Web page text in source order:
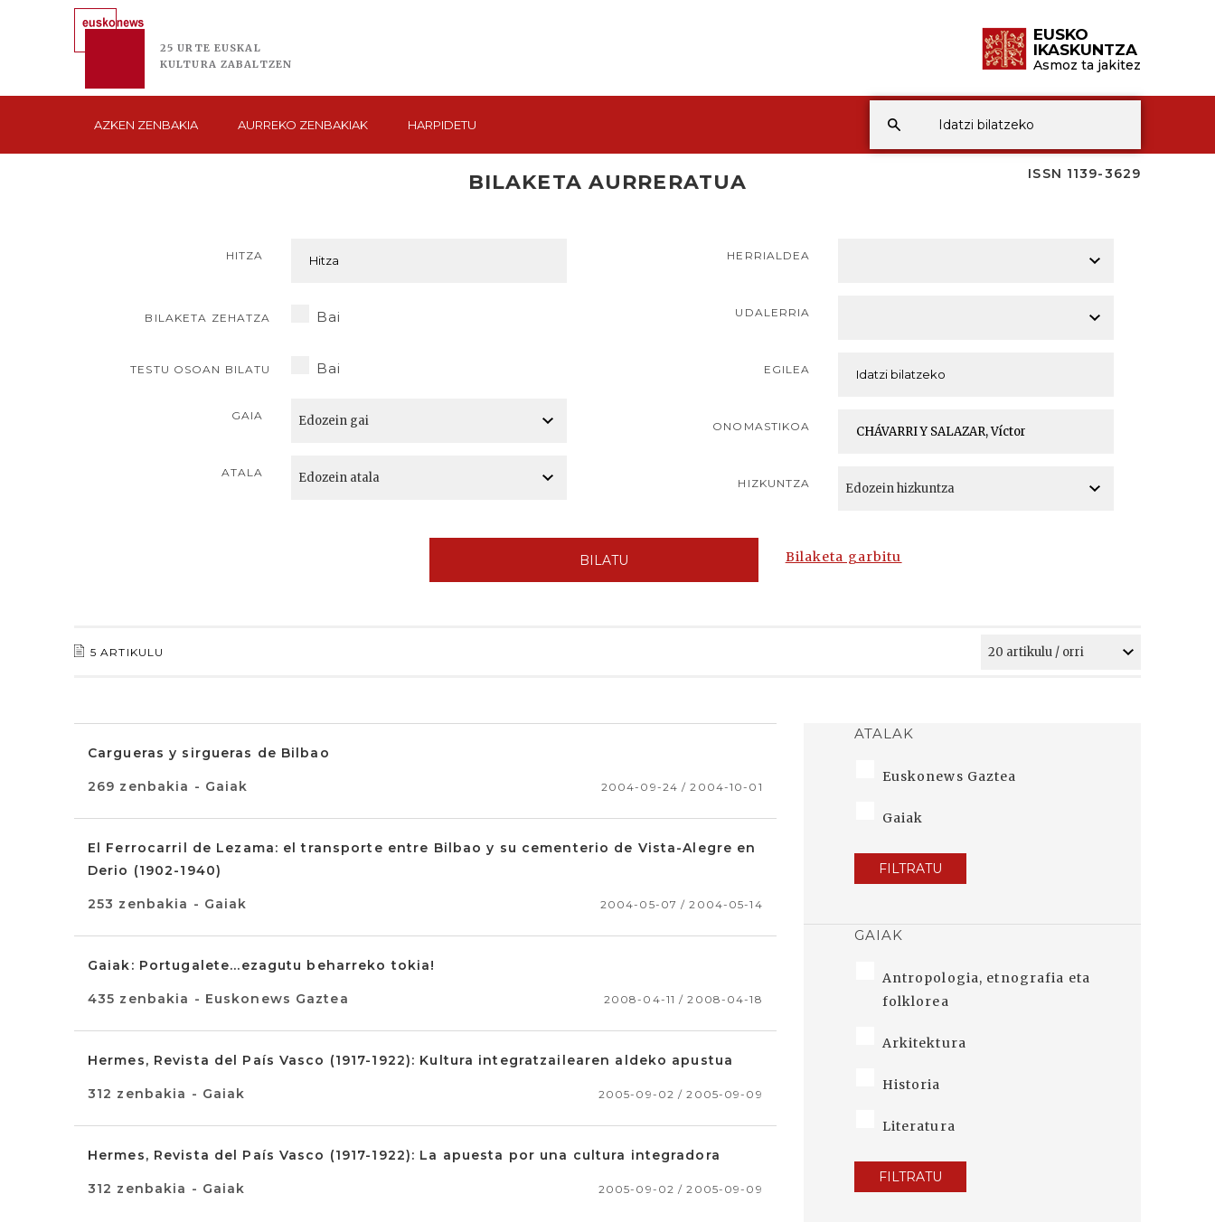
25 URTE EUSKAL
KULTURA ZABALTZEN
EUSKO
IKASKUNTZA
Asmoz ta jakitez
AZKEN ZENBAKIA AURREKO ZENBAKIAK HARPIDETU
ISSN 1139-3629
BILAKETA AURRERATUA
HITZA
BILAKETA ZEHATZA Bai
TESTU OSOAN BILATU Bai
GAIA
ATALA
HERRIALDEA
UDALERRIA
EGILEA
ONOMASTIKOA
HIZKUNTZA
BILATU Bilaketa garbitu
5 ARTIKULU
Cargueras y sirgueras de Bilbao
269 zenbakia - Gaiak 2004-09-24 / 2004-10-01
El Ferrocarril de Lezama: el transporte entre Bilbao y su cementerio de Vista-Alegre en
Derio (1902-1940)
253 zenbakia - Gaiak 2004-05-07 / 2004-05-14
Gaiak: Portugalete...ezagutu beharreko tokia!
435 zenbakia - Euskonews Gaztea 2008-04-11 / 2008-04-18
Hermes, Revista del País Vasco (1917-1922): Kultura integratzailearen aldeko apustua
312 zenbakia - Gaiak 2005-09-02 / 2005-09-09
Hermes, Revista del País Vasco (1917-1922): La apuesta por una cultura integradora
312 zenbakia - Gaiak 2005-09-02 / 2005-09-09
ATALAK
Euskonews Gaztea
Gaiak
FILTRATU
GAIAK
Antropologia, etnografia eta
folklorea
Arkitektura
Historia
Literatura
FILTRATU